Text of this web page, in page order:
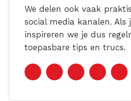
We delen ook vaak
social media kanalen. Als
inspireren we je dus
toepasbare tips en trucs.